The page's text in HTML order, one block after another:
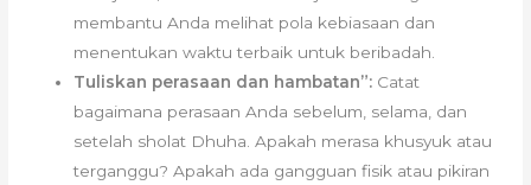
membantu Anda melihat pola kebiasaan dan
menentukan waktu terbaik untuk beribadah.
Tuliskan perasaan dan hambatan”: Catat
bagaimana perasaan Anda sebelum, selama, dan
setelah sholat Dhuha. Apakah merasa khusyuk atau
terganggu? Apakah ada gangguan fisik atau pikiran